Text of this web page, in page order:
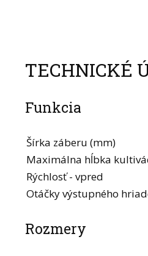
TECHNICKÉ
Funkcia
Šírka záberu (mm)
Maximálna hĺbka
Rýchlosť - vpred
Otáčky výstupného
Rozmery